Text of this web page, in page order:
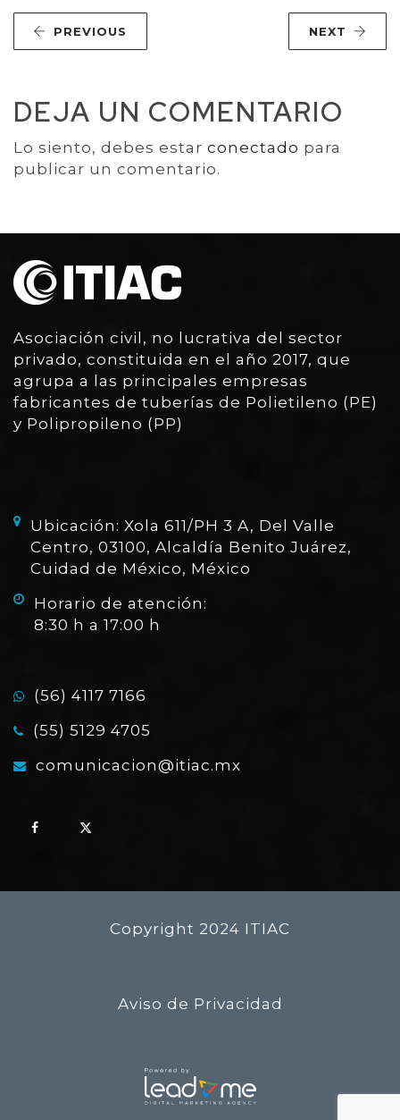
PREVIOUS NEXT
DEJA UN COMENTARIO
Lo siento, debes estar conectado para
publicar un comentario.
Asociación civil, no lucrativa del sector
privado, constituida en el año 2017, que
agrupa a las principales empresas
fabricantes de tuberías de Polietileno (PE)
y Polipropileno (PP)
Ubicación: Xola 611/PH 3 A, Del Valle
Centro, 03100, Alcaldía Benito Juárez,
Cuidad de México, México
Horario de atención:
8:30 h a 17:00 h
(56) 4117 7166
(55) 5129 4705
comunicacion@itiac.mx
Copyright 2024 ITIAC
Aviso de Privacidad